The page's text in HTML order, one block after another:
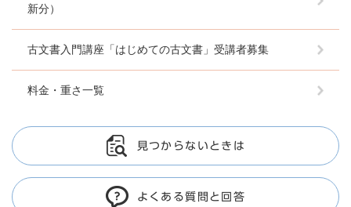
新分）
古文書入門講座「はじめての古文書」受講者募集
料金・重さ一覧
見つからないときは
よくある質問と回答